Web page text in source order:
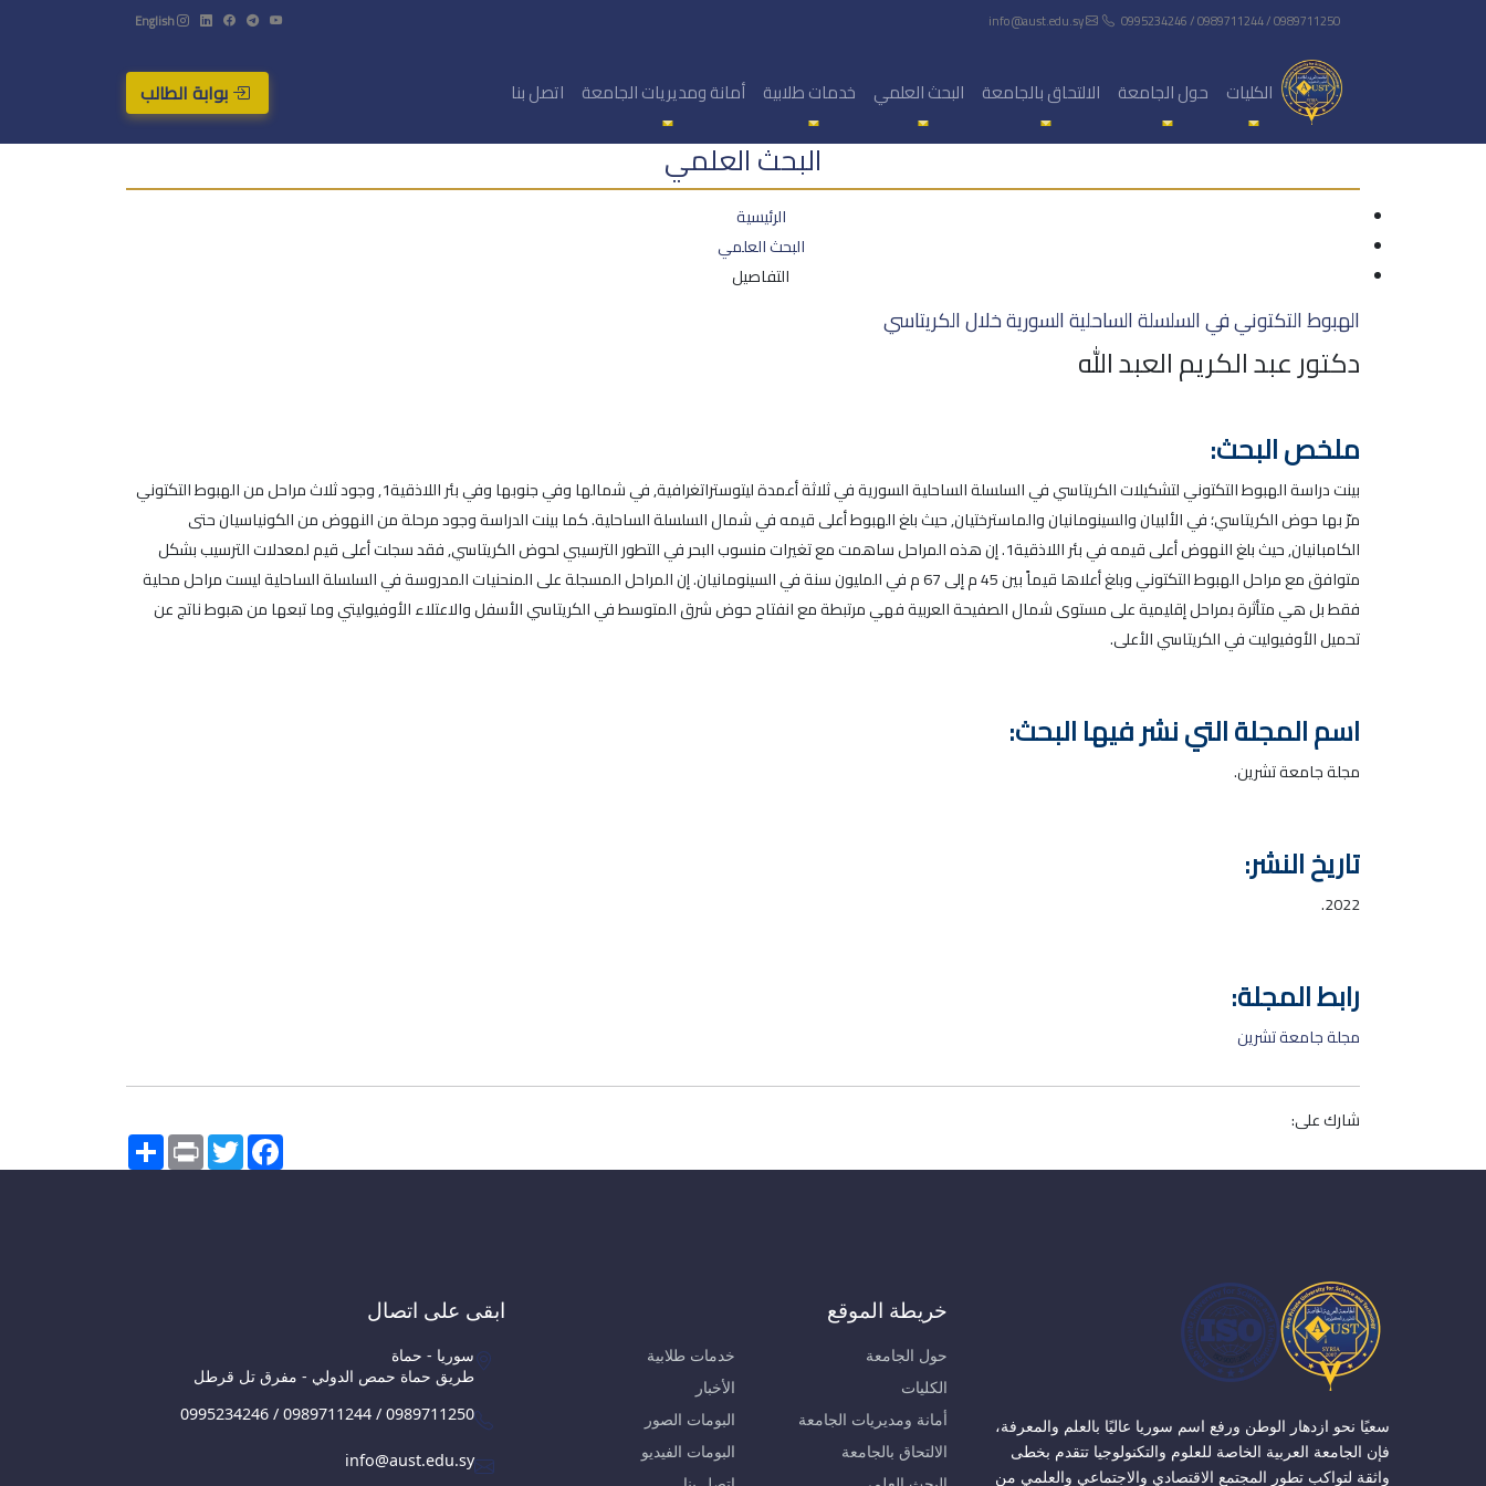
0995234246 / 0989711244 / 0989711250
English
الكليات حول الجامعة الالتحاق بالجامعة البحث العلمي خدمات طلابية أمانة ومديريات الجامعة اتصل بنا بوابة الطالب
البحث العلمي
الرئيسية
البحث العلمي
التفاصيل
الهبوط التكتوني في السلسلة الساحلية السورية خلال الكريتاسي
دكتور عبد الكريم العبد الله
ملخص البحث:
بينت دراسة الهبوط التكتوني لتشكيلات الكريتاسي في السلسلة الساحلية السورية في ثلاثة أعمدة ليتوستراتغرافية, في شمالها وفي جنوبها وفي بئر اللاذقية1, وجود ثلاث مراحل من الهبوط التكتوني
مرّ بها حوض الكريتاسي؛ في الألبيان والسينومانيان والماسترختيان, حيث بلغ الهبوط أعلى قيمه في شمال السلسلة الساحلية. كما بينت الدراسة وجود مرحلة من النهوض من الكونياسيان حتى
الكامبانيان, حيث بلغ النهوض أعلى قيمه في بئر اللاذقية1. إن هذه المراحل ساهمت مع تغيرات منسوب البحر في التطور الترسيبي لحوض الكريتاسي, فقد سجلت أعلى قيم لمعدلات الترسيب بشكل
متوافق مع مراحل الهبوط التكتوني وبلغ أعلاها قيماً بين 45 م إلى 67 م في المليون سنة في السينومانيان. إن المراحل المسجلة على المنحنيات المدروسة في السلسلة الساحلية ليست مراحل محلية
فقط بل هي متأثرة بمراحل إقليمية على مستوى شمال الصفيحة العربية فهي مرتبطة مع انفتاح حوض شرق المتوسط في الكريتاسي الأسفل والاعتلاء الأوفيوليتي وما تبعها من هبوط ناتج عن
تحميل الأوفيوليت في الكريتاسي الأعلى.
اسم المجلة التي نشر فيها البحث:
مجلة جامعة تشرين.
تاريخ النشر:
2022.
رابط المجلة:
مجلة جامعة تشرين
شارك على:
Share PrintTwitterFacebook
سعيًا نحو ازدهار الوطن ورفع اسم سوريا عاليًا بالعلم والمعرفة،
فإن الجامعة العربية الخاصة للعلوم والتكنولوجيا تتقدم بخطى
واثقة لتواكب تطور المجتمع الاقتصادي والاجتماعي والعلمي من
خريطة الموقع
حول الجامعة
الكليات
أمانة ومديريات الجامعة
الالتحاق بالجامعة
خدمات طلابية
الأخبار
البومات الصور
البومات الفيديو
ابقى على اتصال
سوريا - حماة
طريق حماة حمص الدولي - مفرق تل قرطل
0995234246 / 0989711244 / 0989711250
info@aust.edu.sy